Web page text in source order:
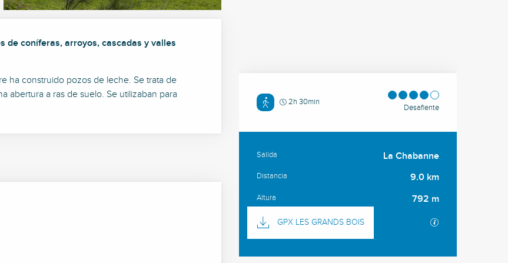
2h 30min
Desafiente
Información práctica
Salida La Chabanne
Distancia 9.0 km
Altura 792 m
Documentación
GPX LES GRANDS BOIS Los archivos
de coníferas, arroyos, cascadas y valles
ha construido pozos de leche. Se trata de
abertura a ras de suelo. Se utilizaban para